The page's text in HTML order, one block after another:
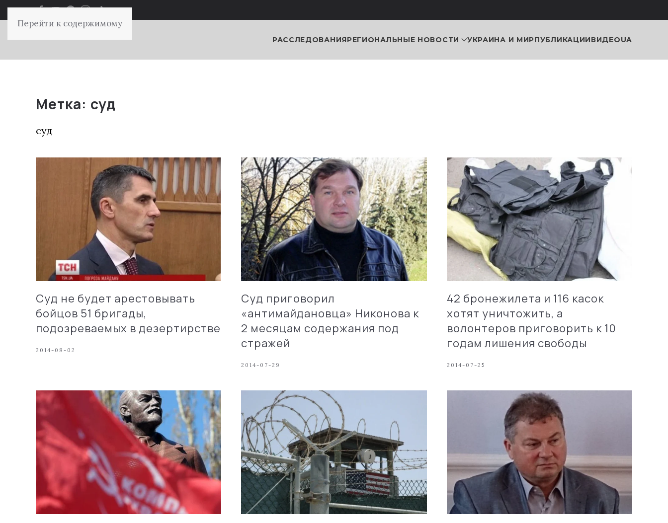
Перейти к содержимому
РАССЛЕДОВАНИЯРЕГИОНАЛЬНЫЕ НОВОСТИ УКРАИНА И МИРПУБЛИКАЦИИВИДЕОUA
Метка: суд
суд
Суд не будет арестовывать
бойцов 51 бригады,
подозреваемых в дезертирстве
2014-08-02
Суд приговорил
«антимайдановца» Никонова к
2 месяцам содержания под
стражей
2014-07-29
42 бронежилета и 116 касок
хотят уничтожить, а
волонтеров приговорить к 10
годам лишения свободы
2014-07-25